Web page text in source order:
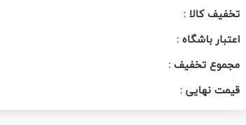
تخفیف کالا :
اعتبار باشگاه :
مجموع تخفیف :
قیمت نهایی :